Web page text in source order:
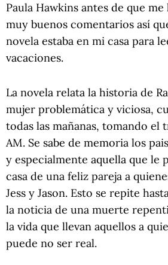
Paula Hawkins antes de que
muy buenos comentarios así
novela estaba en mi casa para
vacaciones.
La novela relata la historia de
mujer problemática y viciosa,
todas las mañanas, tomando el
AM. Se sabe de memoria los
y especialmente aquella que le
casa de una feliz pareja a
Jess y Jason. Esto se repite
la noticia de una muerte
la vida que llevan aquellos a
puede no ser real.